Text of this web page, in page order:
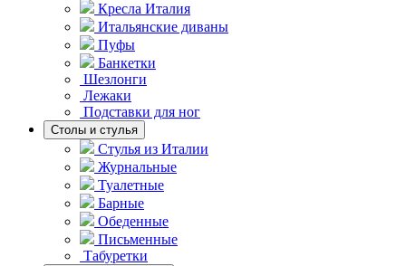
Кресла Италия
Итальянские диваны
Пуфы
Банкетки
Шезлонги
Лежаки
Подставки для ног
Столы и стулья
Стулья из Италии
Журнальные
Туалетные
Барные
Обеденные
Письменные
Табуретки